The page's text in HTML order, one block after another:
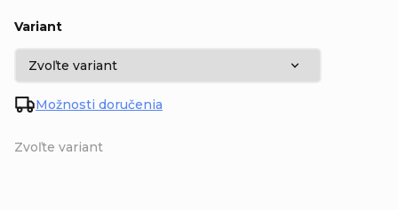
Zvoľte variant
Variant
Možnosti doručenia